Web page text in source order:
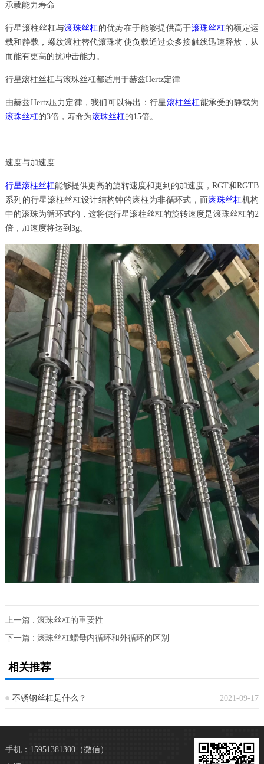
承载能力寿命
行星滚柱丝杠与滚珠丝杠的优势在于能够提供高于滚珠丝杠的额定运
载和静载，螺纹滚柱替代滚珠将使负载通过众多接触线迅速释放，从
而能有更高的抗冲击能力。
行星滚柱丝杠与滚珠丝杠都适用于赫兹Hertz定律
由赫兹Hertz压力定律，我们可以得出：行星滚柱丝杠能承受的静载为
滚珠丝杠的3倍，寿命为滚珠丝杠的15倍。
速度与加速度
行星滚柱丝杠能够提供更高的旋转速度和更到的加速度，RGT和RGTB
系列的行星滚柱丝杠设计结构钟的滚柱为非循环式，而滚珠丝杠机构
中的滚珠为循环式的，这将使行星滚柱丝杠的旋转速度是滚珠丝杠的2
倍，加速度将达到3g。
上一篇 : 滚珠丝杠的重要性
下一篇 : 滚珠丝杠螺母内循环和外循环的区别
相关推荐
2021-09-17
不锈钢丝杠是什么？
手机：15951381300（微信）